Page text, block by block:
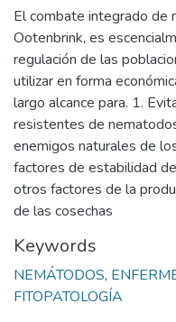
El combate integrado de
Ootenbrink, es
regulación de las
utilizar en forma
largo alcance para. 1.
resistentes de
enemigos naturales de
factores de estabilidad
otros factores de la
de las cosechas
Keywords
NEMÁTODOS,
FITOPATOLOGÍA